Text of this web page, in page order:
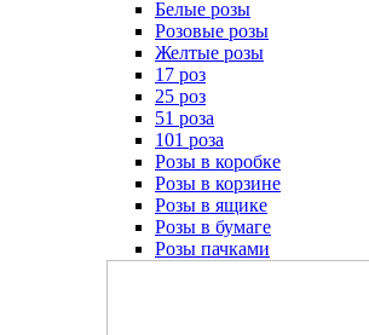
Белые розы
Розовые розы
Желтые розы
17 роз
25 роз
51 роза
101 роза
Розы в коробке
Розы в корзине
Розы в ящике
Розы в бумаге
Розы пачками